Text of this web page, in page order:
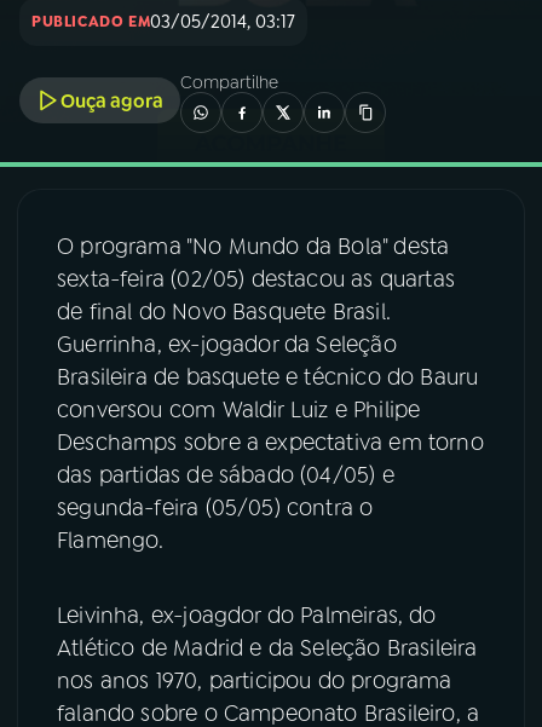
INÍCIO
A RÁDIO
03PROGRAMAÇÃO
04PROGRAMAS
PODCASTS
06VIDEOCASTS
ÚLTIMAS
ACOMPANHE A RÁDIO NACIONAL
YouTube Facebook
PUBLICADO EM03/05/2014, 03:17
Ouça agora
Compartilhe
O programa "No Mundo da Bola" desta
sexta-feira (02/05) destacou as quartas
de final do Novo Basquete Brasil.
Guerrinha, ex-jogador da Seleção
Brasileira de basquete e técnico do Bauru
conversou com Waldir Luiz e Philipe
Deschamps sobre a expectativa em torno
das partidas de sábado (04/05) e
segunda-feira (05/05) contra o
Flamengo.
Leivinha, ex-joagdor do Palmeiras, do
Atlético de Madrid e da Seleção Brasileira
nos anos 1970, participou do programa
falando sobre o Campeonato Brasileiro, a